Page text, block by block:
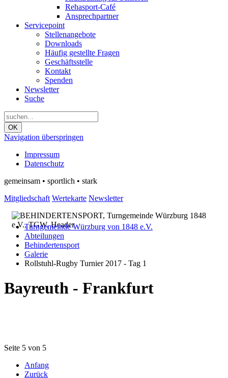
Rehasport-Café
Ansprechpartner
Servicepoint
Stellenangebote
Downloads
Häufig gestellte Fragen
Geschäftsstelle
Kontakt
Spenden
Newsletter
Suche
OK
Navigation überspringen
Impressum
Datenschutz
gemeinsam • sportlich • stark
Mitgliedschaft Wertekarte Newsletter
Turngemeinde Würzburg von 1848 e.V.
Abteilungen
Behindertensport
Galerie
Rollstuhl-Rugby Turnier 2017 - Tag 1
Bayreuth - Frankfurt
Seite 5 von 5
Anfang
Zurück